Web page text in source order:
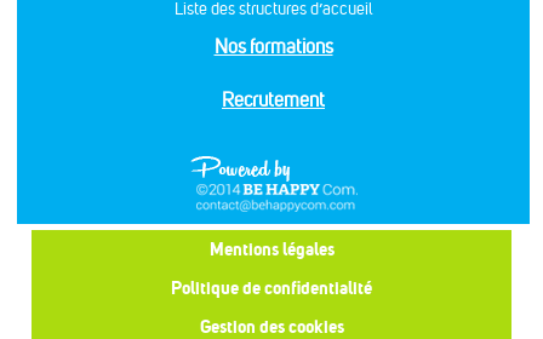
Liste des structures d’accueil
Nos formations
Recrutement
Mentions légales
Politique de confidentialité
Gestion des cookies